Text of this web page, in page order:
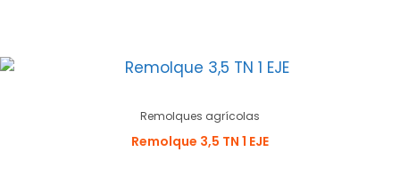
Remolques agrícolas
Remolque 3,5 TN 1 EJE